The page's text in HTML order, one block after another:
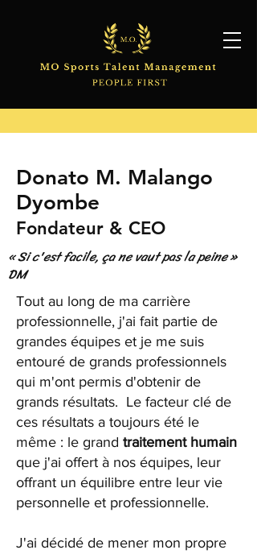
Donato M. Malango
Dyombe
Fondateur & CEO
« Si c'est facile, ça ne vaut pas la peine »
DM
Tout au long de ma carrière
professionnelle, j'ai fait partie de
grandes équipes et je me suis
entouré de grands professionnels
qui m'ont permis d'obtenir de
grands résultats. Le facteur clé de
ces résultats a toujours été le
même : le grand traitement humain
que j'ai offert à nos équipes, leur
offrant un équilibre entre leur vie
personnelle et professionnelle.
J'ai décidé de mener mon propre